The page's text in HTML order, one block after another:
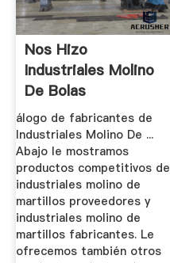
Nos Hizo
Industriales Molino
De Bolas
Fabricantes
álogo de fabricantes de
Industriales Molino De ...
Abajo le mostramos
productos competitivos de
industriales molino de
martillos proveedores y
industriales molino de
martillos fabricantes. Le
ofrecemos también otros